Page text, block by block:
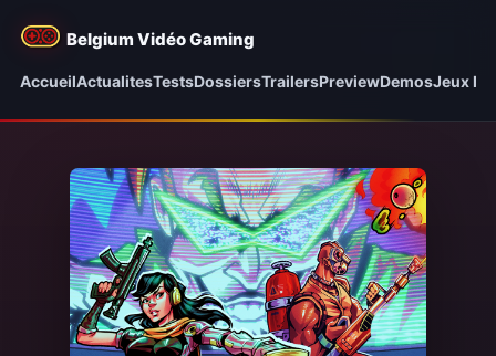
Belgium Vidéo Gaming
AccueilActualitesTestsDossiersTrailersPreviewDemosJeux